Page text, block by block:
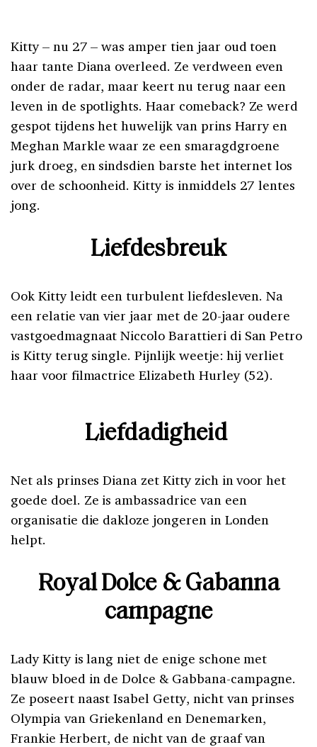
Kitty – nu 27 – was amper tien jaar oud toen
haar tante Diana overleed. Ze verdween even
onder de radar, maar keert nu terug naar een
leven in de spotlights. Haar comeback? Ze werd
gespot tijdens het huwelijk van prins Harry en
Meghan Markle waar ze een smaragdgroene
jurk droeg, en sindsdien barste het internet los
over de schoonheid. Kitty is inmiddels 27 lentes
jong.
Liefdesbreuk
Ook Kitty leidt een turbulent liefdesleven. Na
een relatie van vier jaar met de 20-jaar oudere
vastgoedmagnaat Niccolo Barattieri di San Petro
is Kitty terug single. Pijnlijk weetje: hij verliet
haar voor filmactrice Elizabeth Hurley (52).
Liefdadigheid
Net als prinses Diana zet Kitty zich in voor het
goede doel. Ze is ambassadrice van een
organisatie die dakloze jongeren in Londen
helpt.
Royal Dolce & Gabanna
campagne
Lady Kitty is lang niet de enige schone met
blauw bloed in de Dolce & Gabbana-campagne.
Ze poseert naast Isabel Getty, nicht van prinses
Olympia van Griekenland en Denemarken,
Frankie Herbert, de nicht van de graaf van